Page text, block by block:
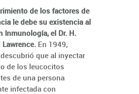
de los factores de
le debe su existencia al
Inmunología, el Dr. H.
En 1949,
que al inyectar
de los leucocitos
de una persona
infectada con